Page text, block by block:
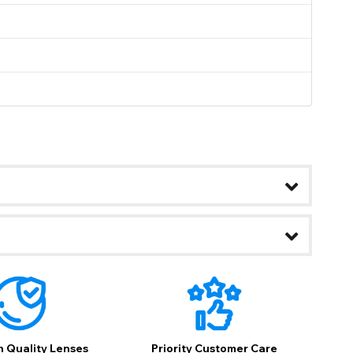
Quality Lenses Priority Customer Care